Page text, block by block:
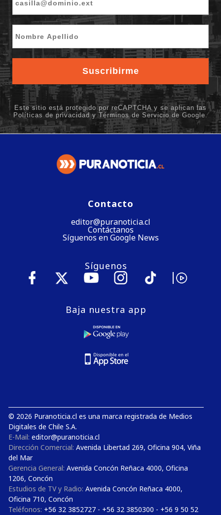
Contacto
editor@puranoticia.cl
Contáctanos
Síguenos en Google News
Síguenos
Baja nuestra app
© 2026 Puranoticia.cl es una marca registrada de Medios
Digitales de Chile S.A.
E-Mail: editor@puranoticia.cl
Dirección Comercial: Avenida Libertad 269, Oficina 904, Viña
del Mar
Gerencia General: Avenida Concón Reñaca 4000, Oficina
1206, Concón
Estudios de TV y Radio: Avenida Concón Reñaca 4000,
Oficina 710, Concón
Teléfonos: +56 32 3852727 - +56 32 3850300 - +56 9 50 52